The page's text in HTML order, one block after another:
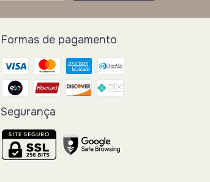
Formas de pagamento
Segurança